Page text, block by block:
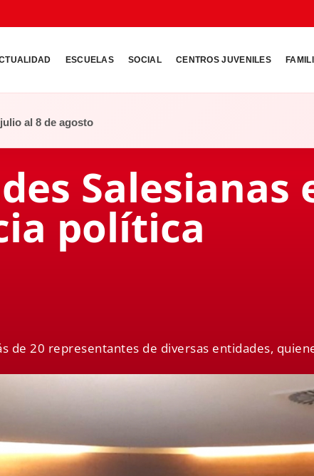
ESCUELAS SOCIAL CENTROS JUVENILES
al 8 de agosto
Salesianas
política
de 20 representantes de diversas entidades,